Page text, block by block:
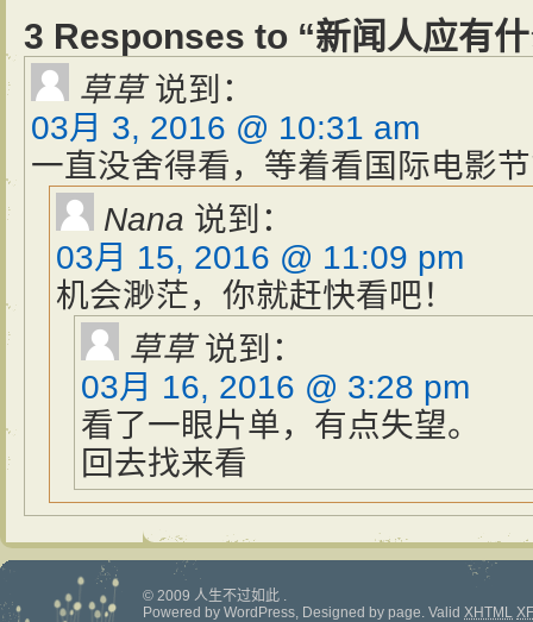
3 Responses to “新闻人应有
草草 说到：
03月 3, 2016 @ 10:31 am
一直没舍得看，等着看国际电影
Nana 说到：
03月 15, 2016 @ 11:09 pm
机会渺茫，你就赶快看吧！
草草 说到：
03月 16, 2016 @ 3:28 pm
看了一眼片单，有点失望。
回去找来看
© 2009 人生不过如此 .
Powered by WordPress, Designed by page. Valid XHTML